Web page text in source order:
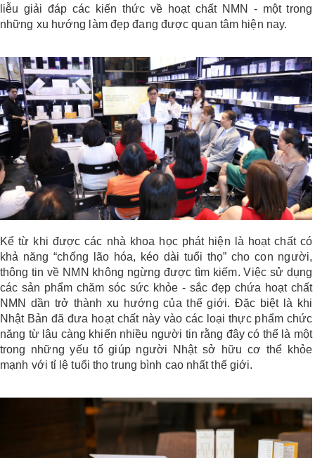
liễu giải đáp các kiến thức về hoạt chất NMN - một trong
những xu hướng làm đẹp đang được quan tâm hiện nay.
Kể từ khi được các nhà khoa học phát hiện là hoạt chất có
khả năng “chống lão hóa, kéo dài tuổi thọ” cho con người,
thông tin về NMN không ngừng được tìm kiếm. Việc sử dụng
các sản phẩm chăm sóc sức khỏe - sắc đẹp chứa hoạt chất
NMN dần trở thành xu hướng của thế giới. Đặc biệt là khi
Nhật Bản đã đưa hoạt chất này vào các loại thực phẩm chức
năng từ lâu càng khiến nhiều người tin rằng đây có thể là một
trong những yếu tố giúp người Nhật sở hữu cơ thể khỏe
mạnh với tỉ lệ tuổi thọ trung bình cao nhất thế giới.